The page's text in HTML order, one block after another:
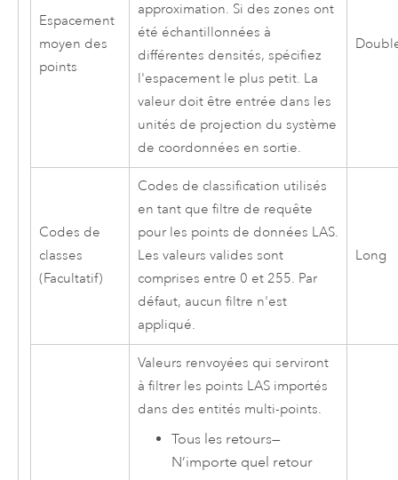
Espacement
moyen des
points
approximation. Si des zones ont
été échantillonnées à
différentes densités, spécifiez
l'espacement le plus petit. La
valeur doit être entrée dans les
unités de projection du système
de coordonnées en sortie.
Codes de
classes
(Facultatif)
Codes de classification utilisés
en tant que filtre de requête
pour les points de données LAS.
Les valeurs valides sont
comprises entre 0 et 255. Par
défaut, aucun filtre n'est
appliqué.
Long
Valeurs renvoyées qui serviront
à filtrer les points LAS importés
dans des entités multi-points.
Tous les retours—
N’importe quel retour